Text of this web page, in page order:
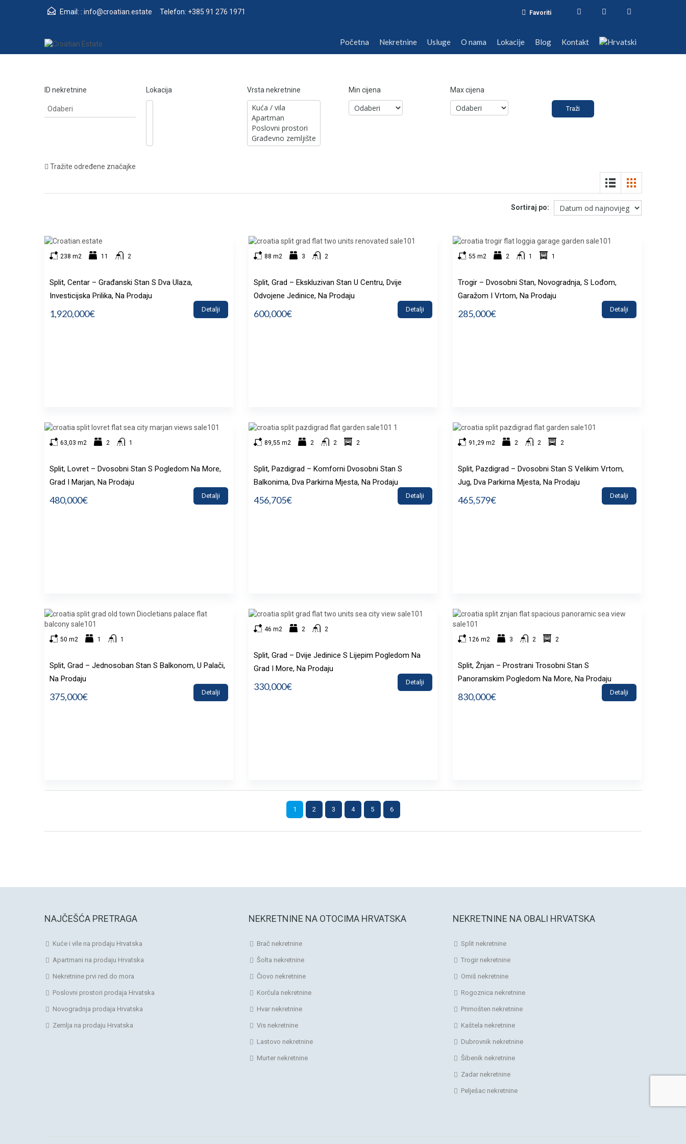
Blog Kontakt
Email: : info@croatian.estate Telefon: +385 91 276 1971 Favoriti
Početna Nekretnine Usluge O nama Lokacije Blog Kontakt
ID nekretnine Lokacija Vrsta nekretnine Min cijena Max cijena
Tražite određene značajke
Sortiraj po:
238 m2 11 2
Split, Centar – Građanski Stan S Dva Ulaza,
Investicijska Prilika, Na Prodaju
1,920,000€ Detalji
88 m2 3 2
Split, Grad – Ekskluzivan Stan U Centru, Dvije
Odvojene Jedinice, Na Prodaju
600,000€ Detalji
55 m2 2 1 1
Trogir – Dvosobni Stan, Novogradnja, S Lođom,
Garažom I Vrtom, Na Prodaju
285,000€ Detalji
63,03 m2 2 1
Split, Lovret – Dvosobni Stan S Pogledom Na More,
Grad I Marjan, Na Prodaju
480,000€ Detalji
89,55 m2 2 2 2
Split, Pazdigrad – Komforni Dvosobni Stan S
Balkonima, Dva Parkirna Mjesta, Na Prodaju
456,705€ Detalji
91,29 m2 2 2 2
Split, Pazdigrad – Dvosobni Stan S Velikim Vrtom,
Jug, Dva Parkirna Mjesta, Na Prodaju
465,579€ Detalji
50 m2 1 1
Split, Grad – Jednosoban Stan S Balkonom, U Palači,
Na Prodaju
375,000€ Detalji
46 m2 2 2
Split, Grad – Dvije Jedinice S Lijepim Pogledom Na
Grad I More, Na Prodaju
330,000€ Detalji
126 m2 3 2 2
Split, Žnjan – Prostrani Trosobni Stan S
Panoramskim Pogledom Na More, Na Prodaju
830,000€ Detalji
1 2 3 4 5 6
NAJČEŠĆA PRETRAGA
Kuće i vile na prodaju Hrvatska
Apartmani na prodaju Hrvatska
Nekretnine prvi red do mora
Poslovni prostori prodaja Hrvatska
Novogradnja prodaja Hrvatska
Zemlja na prodaju Hrvatska
NEKRETNINE NA OTOCIMA HRVATSKA
Brač nekretnine
Šolta nekretnine
Čiovo nekretnine
Korčula nekretnine
Hvar nekretnine
Vis nekretnine
Lastovo nekretnine
Murter nekretnine
NEKRETNINE NA OBALI HRVATSKA
Split nekretnine
Trogir nekretnine
Omiš nekretnine
Rogoznica nekretnine
Primošten nekretnine
Kaštela nekretnine
Dubrovnik nekretnine
Šibenik nekretnine
Zadar nekretnine
Pelješac nekretnine